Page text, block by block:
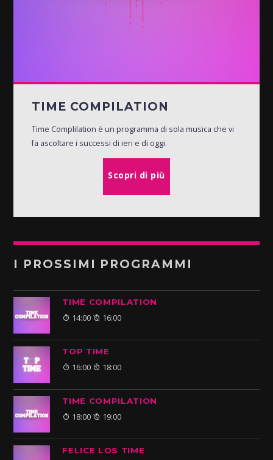
TIME COMPILATION
Time Complilation è un programma di sola musica che vi
fa ascoltare i successi di ieri e di oggi.
Scopri di più
I PROSSIMI PROGRAMMI
TIME COMPILATION
14:00 16:00
TOP TIME
16:00 18:00
TIME COMPILATION
18:00 19:00
FELICE LOS TIME